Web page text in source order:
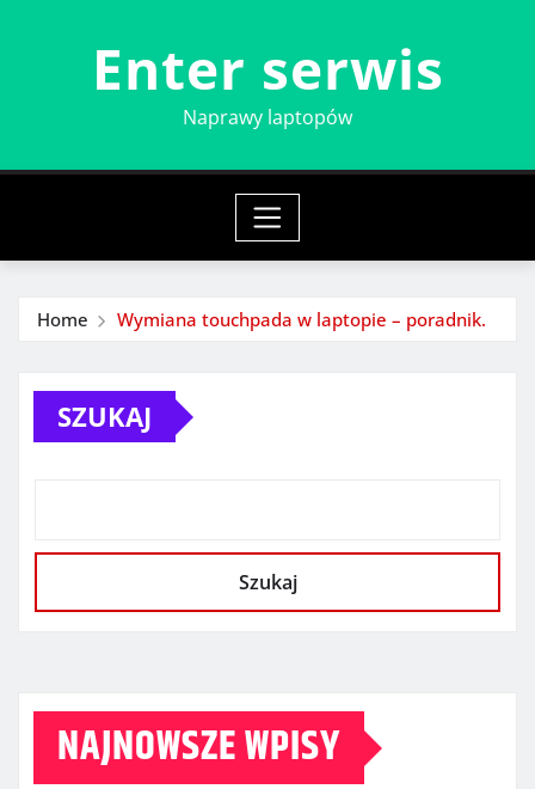
Enter serwis
Naprawy laptopów
Home Wymiana touchpada w laptopie – poradnik.
SZUKAJ
Szukaj
NAJNOWSZE WPISY